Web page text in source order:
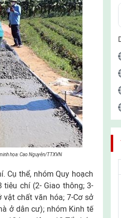
họa: Cao Nguyên/TTXVN
Cụ thể, nhóm Quy hoạch
chí (2- Giao thông; 3-
vật chất văn hóa; 7-Cơ sở
ở dân cư); nhóm Kinh tế